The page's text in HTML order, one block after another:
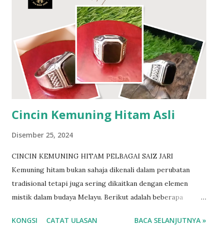
ilmu ghaib Jenis batuan yang amat langka. Tidak berkarat
walau direndam lama didalam air Besi towo adalah Besi Ibu
kursani yg menjadi rantai bumi untuk menghapuskan segala
racun yg ada didalam tanah. Nama lain Besi towo dikenali
sebagai besi darul..besi tawar..besi tua..ibu kursani Ramai
para pesilat..perawat..pendekar yg mencarinya.. Besi amat
keras nak prosesnya pun mengambil masa yg lama. Insya
Allah dengan izin-Nya. Berminat? http://www....
Cincin Kemuning Hitam Asli
Disember 25, 2024
CINCIN KEMUNING HITAM PELBAGAI SAIZ JARI
Kemuning hitam bukan sahaja dikenali dalam perubatan
tradisional tetapi juga sering dikaitkan dengan elemen
mistik dalam budaya Melayu. Berikut adalah beberapa
Gangguan Makhluk Halus Kayu kemuning hitam sering
KONGSI CATAT ULASAN BACA SELANJUTNYA »